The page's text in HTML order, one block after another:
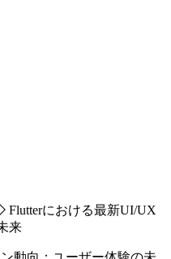
Flutterにおける最新UI/UX
来